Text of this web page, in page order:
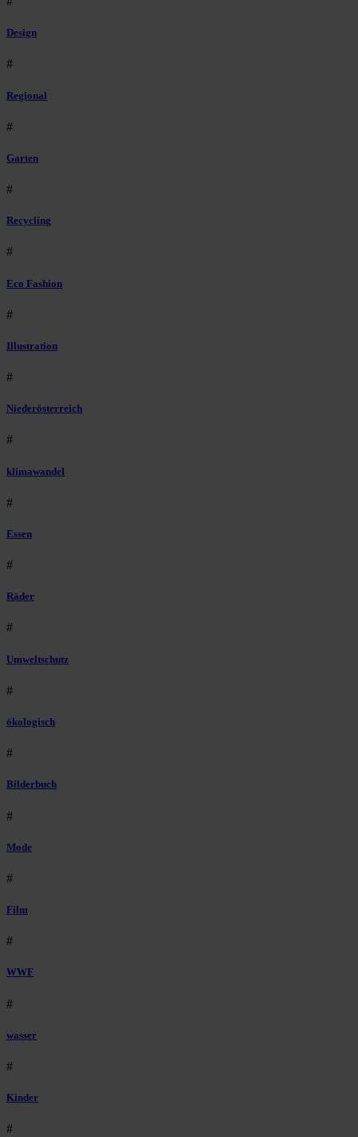
Design
#
Regional
#
Garten
#
Recycling
#
Eco Fashion
#
Illustration
#
Niederösterreich
#
klimawandel
#
Essen
#
Räder
#
Umweltschutz
#
ökologisch
#
Bilderbuch
#
Mode
#
Film
#
WWF
#
wasser
#
Kinder
#